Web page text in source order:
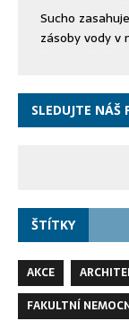
Sucho
zásoby vody v
SLEDUJTE NÁŠ
ŠTÍTKY
AKCE
FAKULTNÍ